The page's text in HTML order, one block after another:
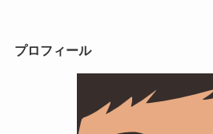
プロフィール